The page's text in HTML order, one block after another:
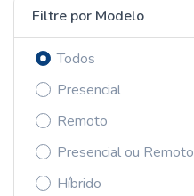
Filtre por Modelo
Todos
Presencial
Remoto
Presencial ou Remoto
Híbrido